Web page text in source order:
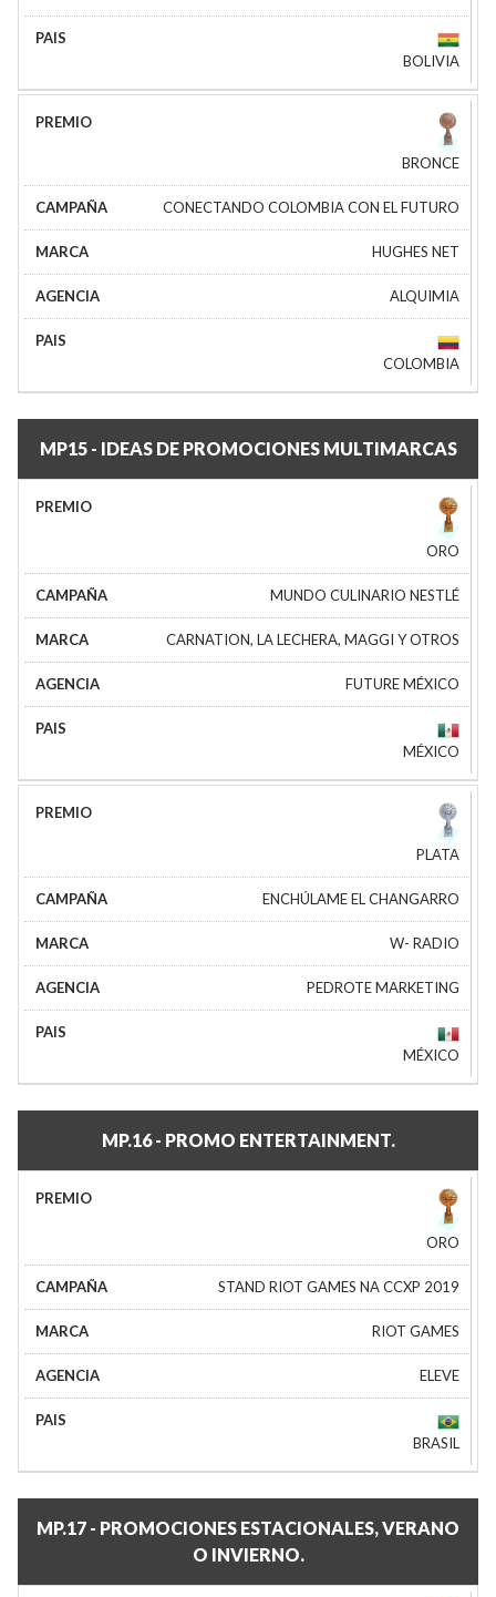
BOLIVIA
BRONCE
CONECTANDO COLOMBIA CON EL FUTURO
HUGHES NET
ALQUIMIA
COLOMBIA
MP15 - IDEAS DE PROMOCIONES MULTIMARCAS
ORO
MUNDO CULINARIO NESTLÉ
CARNATION, LA LECHERA, MAGGI Y OTROS
FUTURE MÉXICO
MÉXICO
PLATA
ENCHÚLAME EL CHANGARRO
W- RADIO
PEDROTE MARKETING
MÉXICO
MP.16 - PROMO ENTERTAINMENT.
ORO
STAND RIOT GAMES NA CCXP 2019
RIOT GAMES
ELEVE
BRASIL
MP.17 - PROMOCIONES ESTACIONALES, VERANO
O INVIERNO.